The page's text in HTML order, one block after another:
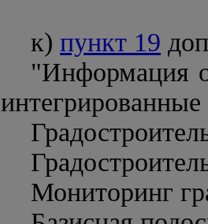
к) пункт 19
"Информация
Мониторинг